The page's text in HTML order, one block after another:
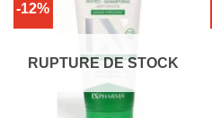
-12%
RUPTURE DE STOCK